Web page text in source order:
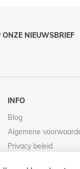
NIEUWSBRIEF
INFO
Blog
Algemene
Privacy beleid